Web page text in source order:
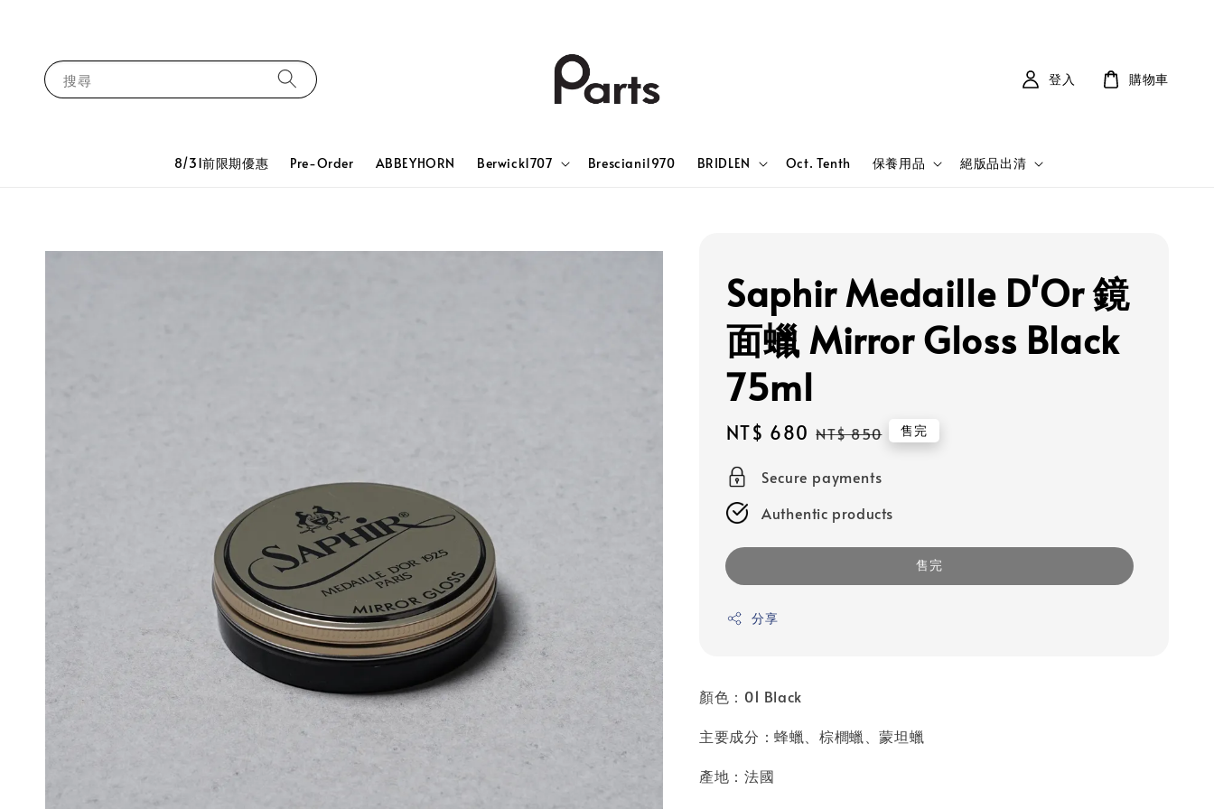
搜尋
8/31前限期優惠 Pre-Order ABBEYHORN Berwick1707 Bresciani1970 BRIDLEN Oct. Tenth 保養用品 絕版品出清
登入 購物車
Saphir Medaille D'Or 鏡
面蠟 Mirror Gloss Black
75ml
Sale
price
NT$ 680 Regular
NT$ 850 售完
Secure payments
Authentic products
售完
分享
顏色：01 Black
主要成分：蜂蠟、棕櫚蠟、蒙坦蠟
產地：法國